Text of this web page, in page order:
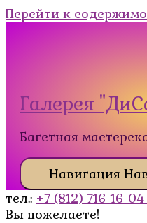
Перейти к
Галерея
Багетная
Навигация
тел.: +7 (812) 716-16-04
Вы пожелаете!